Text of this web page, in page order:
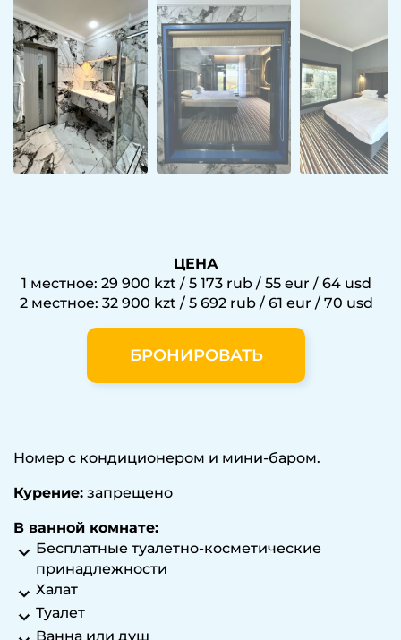
ЦЕНА
1 местное: 29 900 kzt / 5 173 rub / 55 eur / 64 usd
2 местное: 32 900 kzt / 5 692 rub / 61 eur / 70 usd
БРОНИРОВАТЬ
Номер с кондиционером и мини-баром.
Курение: ​запрещено
В ванной комнате:
Бесплатные туалетно-косметические
принадлежности
Халат
Туалет
Ванна или душ